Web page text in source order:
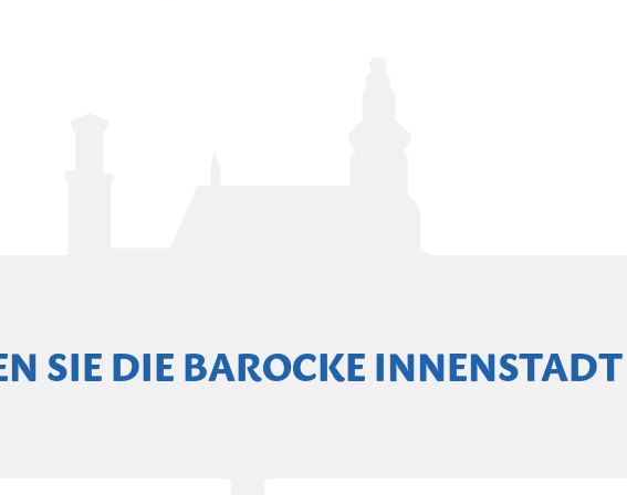
SIE DIE BAROCKE INNENSTADT